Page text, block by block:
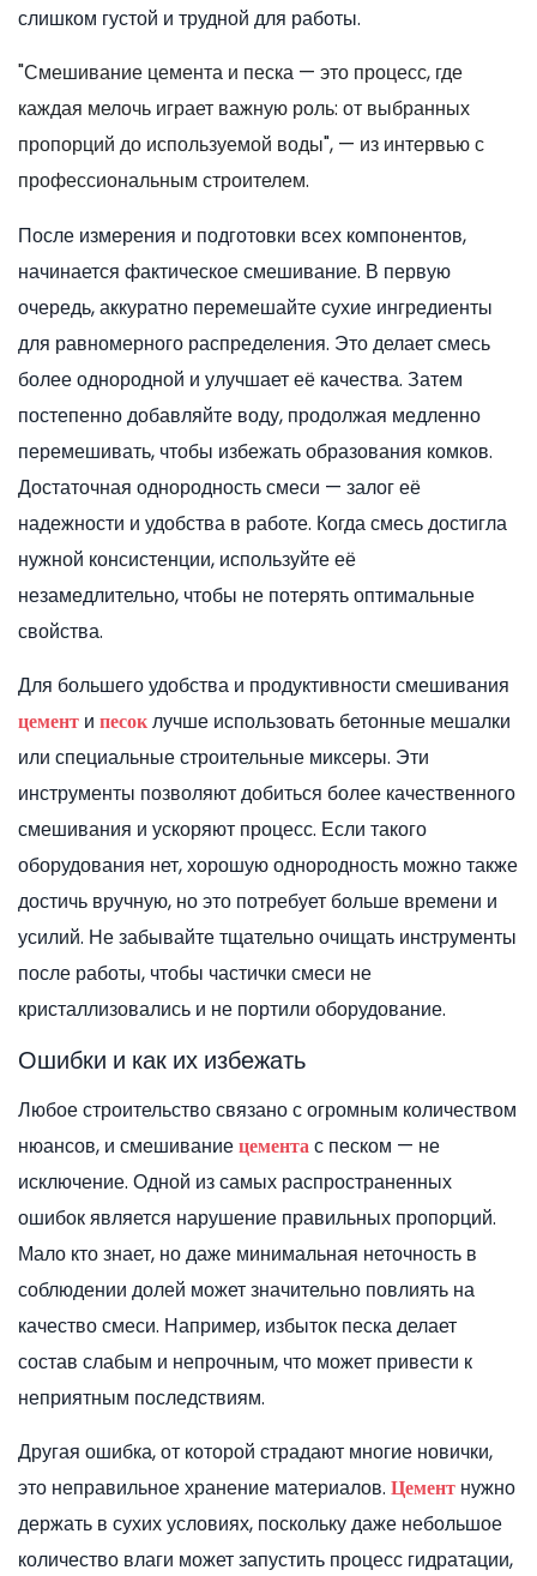
слишком густой и трудной для работы.
"Смешивание цемента и песка — это процесс, где
каждая мелочь играет важную роль: от выбранных
пропорций до используемой воды", — из интервью с
профессиональным строителем.
После измерения и подготовки всех компонентов,
начинается фактическое смешивание. В первую
очередь, аккуратно перемешайте сухие ингредиенты
для равномерного распределения. Это делает смесь
более однородной и улучшает её качества. Затем
постепенно добавляйте воду, продолжая медленно
перемешивать, чтобы избежать образования комков.
Достаточная однородность смеси — залог её
надежности и удобства в работе. Когда смесь достигла
нужной консистенции, используйте её
незамедлительно, чтобы не потерять оптимальные
свойства.
Для большего удобства и продуктивности смешивания
цемент и песоклучше использовать бетонные мешалки
или специальные строительные миксеры. Эти
инструменты позволяют добиться более качественного
смешивания и ускоряют процесс. Если такого
оборудования нет, хорошую однородность можно также
достичь вручную, но это потребует больше времени и
усилий. Не забывайте тщательно очищать инструменты
после работы, чтобы частички смеси не
кристаллизовались и не портили оборудование.
Ошибки и как их избежать
Любое строительство связано с огромным количеством
нюансов, и смешиваниецементас песком — не
исключение. Одной из самых распространенных
ошибок является нарушение правильных пропорций.
Мало кто знает, но даже минимальная неточность в
соблюдении долей может значительно повлиять на
качество смеси. Например, избыток песка делает
состав слабым и непрочным, что может привести к
неприятным последствиям.
Другая ошибка, от которой страдают многие новички,
это неправильное хранение материалов. Цемент нужно
держать в сухих условиях, поскольку даже небольшое
количество влаги может запустить процесс гидратации,